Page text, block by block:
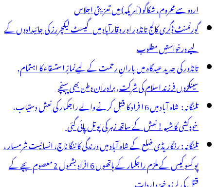
اردو سے محروم، شکاگو (امریکہ) میں تعزیتی اجلاس
گورنمنٹ ڈگری کالج تانڈور اور وقارآباد میں گیسٹ لیکچررز کی جائیدادوں کے
لیے درخواستیں مطلوب
تانڈور کی جدید عیدگاہ میں بارانِ رحمت کے لیےنمازِ استسقاء کا اہتمام,
سینکڑوں فرزند اسلام کی شرکت, برادران وطن بھی پہنچے
تلنگانہ : شاہ آباد میں 6 ا فراد کا قتل کرنے والے راجکمار کی نعش دستیاب،
خودکشی کا شبہ ! نعش کے ساتھ زہر کی بوتل پائی گئی
تلنگانہ : رنگاریڈی ضلع کے شاہ آباد میں درندگی کا ننگا ناچ، انسانیت شرمسار ،
پو کسو کیس کے ملزم راجکمار کے ہاتھوں 6 افراد بشمول 2 معصوم بچے کے
قتل کی لرزہ خیز واردات